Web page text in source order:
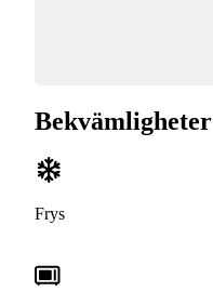
Bekvämligheter
Frys